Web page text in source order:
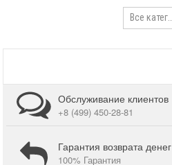
Обслуживание клиентов
+8 (499) 450-28-81
Гарантия возврата денег
100% Гарантия